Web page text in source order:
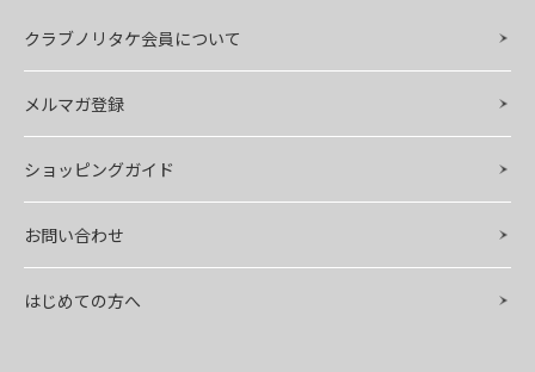
クラブノリタケ会員について
メルマガ登録
ショッピングガイド
お問い合わせ
はじめての方へ